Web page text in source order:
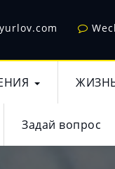
Задай вопрос